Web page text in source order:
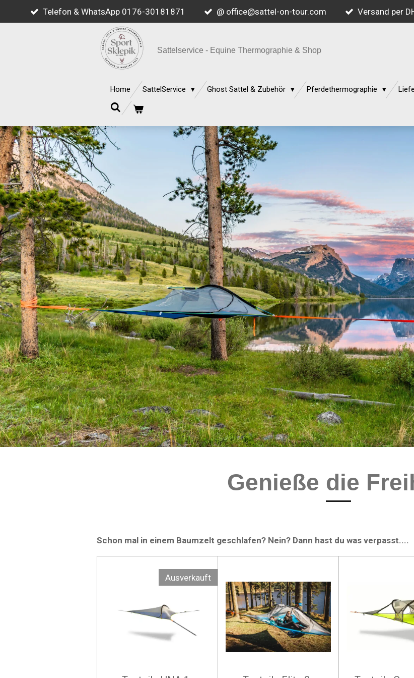
Hauptinhalt
Telefon & WhatsApp 0176-30181871 @ office@sattel-on-tour.com Versand per
Sattelservice - Equine Thermographie & Shop
Home SattelService Ghost Sattel & Zubehör Pferdethermographie
Genieße die
Schon mal in einem Baumzelt geschlafen? Nein? Dann hast du was verpasst....
Ausverkauft